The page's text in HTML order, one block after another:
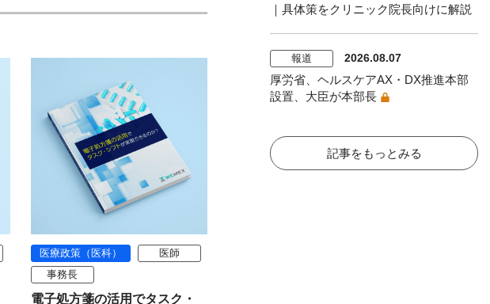
医療政策（医科）
医師
事務長
電子処方箋の活用でタスク・
｜具体策をクリニック院長向けに解説
報道 2026.08.07
厚労省、ヘルスケアAX・DX推進本部
設置、大臣が本部長
記事をもっとみる